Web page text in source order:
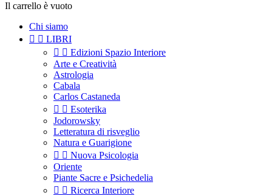
Il carrello è vuoto
Chi siamo
  LIBRI
  Edizioni Spazio Interiore
Arte e Creatività
Astrologia
Cabala
Carlos Castaneda
  Esoterika
Jodorowsky
Letteratura di risveglio
Natura e Guarigione
  Nuova Psicologia
Oriente
Piante Sacre e Psichedelia
  Ricerca Interiore